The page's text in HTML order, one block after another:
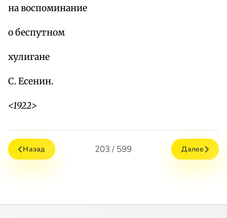
на воспоминание
о беспутном
хулигане
С. Есенин.
<1922>
Назад 203 / 599 Далее